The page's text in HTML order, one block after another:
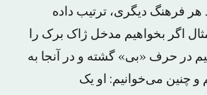
هر فرهنگ دیگری، ترتیب داده
اگر بخواهیم مدخل ژاک برک را
در حرف «بی» گشته و در آنجا به
و چنین می‌خوانیم: او یک